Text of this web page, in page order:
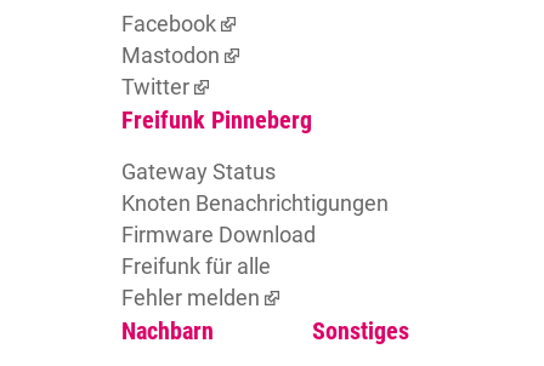
Facebook
Mastodon
Twitter
Freifunk Pinneberg
Gateway Status
Knoten Benachrichtigungen
Firmware Download
Freifunk für alle
Fehler melden
Nachbarn Sonstiges